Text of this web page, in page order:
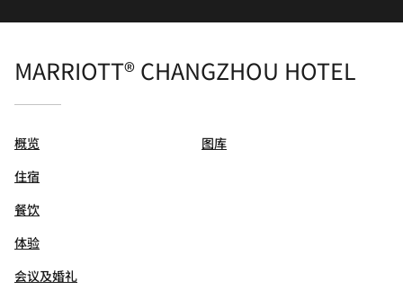
MARRIOTT® CHANGZHOU HOTEL
概览
住宿
餐饮
体验
会议及婚礼
图库